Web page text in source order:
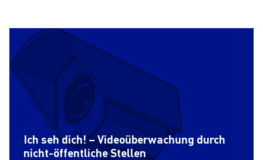
Ich seh dich! – Videoüberwachung durch
nicht-öffentliche Stellen